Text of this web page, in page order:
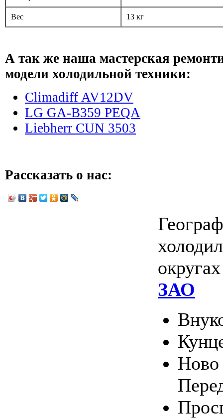
Вес 13 кг
А так же наша мастерская
модели холодильной техники:
Climadiff AV12DV
LG GA-B359 PEQA
Liebherr CUN 3503
Рассказать о нас:
ЗАО